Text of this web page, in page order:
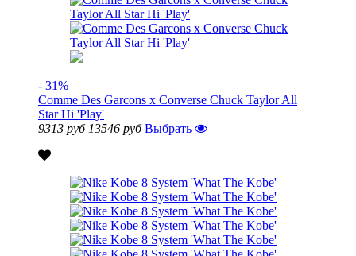
- 31%
Comme Des Garcons x Converse Chuck Taylor All
Star Hi 'Play'
9313 руб 13546 руб Выбрать